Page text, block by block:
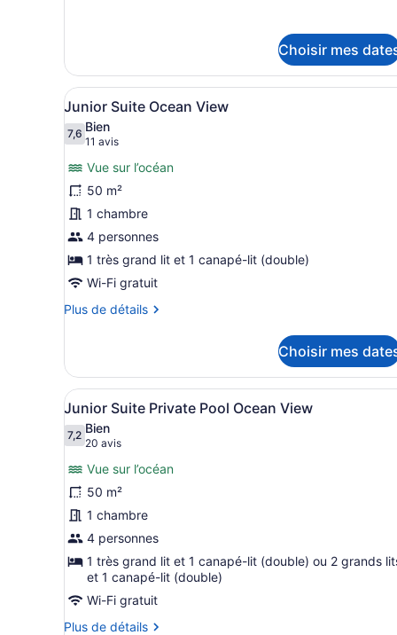
Junior
Choisir mes
Afficher
toutes
les
photos
pour
ce
type
de
chambre :
Junior
Suite
Ocean
Une chambre d’hôtel
5
Junior Suite Ocean View
7,67,6 sur 10
Bien
11 avis
(11 avis)
Vue sur l’océan
50 m²
1 chambre
4 personnes
1 très grand lit et 1 canapé-lit (double)
Wi-Fi gratuit
Plus de détails
Plus
Junior
Suite
Ocean
View
Choisir mes
Afficher
toutes
les
photos
pour
ce
type
de
chambre :
Junior
Suite
Private
Une chambre d’hôtel
5
Junior Suite Private Pool Ocean View
7,27,2 sur 10
Bien
20 avis
(20 avis)
Vue sur l’océan
50 m²
1 chambre
4 personnes
1 très grand lit et 1 canapé-lit (double) ou 2 grands
et 1 canapé-lit (double)
Wi-Fi gratuit
Plus de détails
Plus